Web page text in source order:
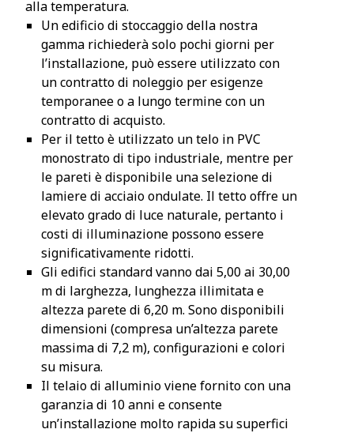
alla temperatura.
Un edificio di stoccaggio della nostra
gamma richiederà solo pochi giorni per
l’installazione, può essere utilizzato con
un contratto di noleggio per esigenze
temporanee o a lungo termine con un
contratto di acquisto.
Per il tetto è utilizzato un telo in PVC
monostrato di tipo industriale, mentre per
le pareti è disponibile una selezione di
lamiere di acciaio ondulate. Il tetto offre un
elevato grado di luce naturale, pertanto i
costi di illuminazione possono essere
significativamente ridotti.
Gli edifici standard vanno dai 5,00 ai 30,00
m di larghezza, lunghezza illimitata e
altezza parete di 6,20 m. Sono disponibili
dimensioni (compresa un’altezza parete
massima di 7,2 m), configurazioni e colori
su misura.
Il telaio di alluminio viene fornito con una
garanzia di 10 anni e consente
un’installazione molto rapida su superfici